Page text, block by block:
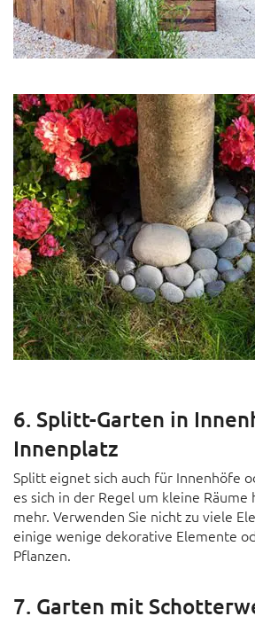
6. Splitt-Garten in
Innenplatz
Splitt eignet sich auch für Innenhöfe
es sich in der Regel um kleine
mehr. Verwenden Sie nicht zu viele
einige wenige dekorative Elemente
Pflanzen.
7. Garten mit